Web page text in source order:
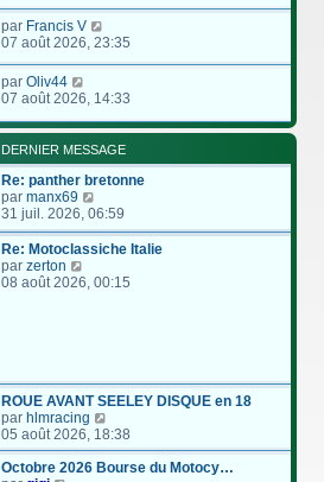
par Francis V
07 août 2026, 23:35
par Oliv44
07 août 2026, 14:33
DERNIER MESSAGE
Re: panther bretonne
par manx69
o
n
s
l
e
r
n
e
31 juil. 2026, 06:59
Re: Motoclassiche Italie
par zerton
o
e
r
l
e
d
e
08 août 2026, 00:15
ROUE AVANT SEELEY DISQUE en 18
par hlmracing
o
n
s
05 août 2026, 18:38
Octobre 2026 Bourse du Motocy…